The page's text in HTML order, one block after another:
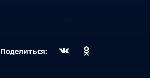
Поделиться: